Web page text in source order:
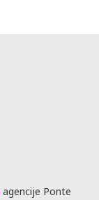
agencije Ponte